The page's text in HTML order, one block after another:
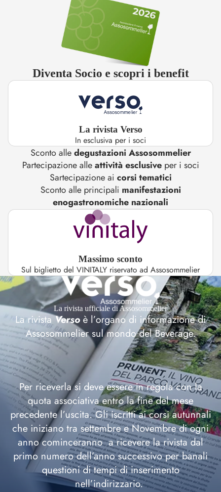
Diventa Socio e scopri i benefit
La rivista Verso
In esclusiva per i soci
Sconto alledegustazioni Assosommelier
Partecipazione alleattività esclusiveper i soci
Sartecipazione ai corsi tematici
Sconto alle principali manifestazioni
enogastronomiche nazionali
Massimo sconto
Sul biglietto del VINITALY riservato ad Assosommelier
La rivista ufficiale di Assosommelier
La rivistaVersoè l’organo di informazione di
Assosommelier sul mondo del Beverage.
Per riceverla si deve essere in regola con la
quota associativa entro la fine del mese
precedente l’uscita. Gli iscritti ai corsi autunnali
che iniziano tra settembre e Novembre di ogni
anno cominceranno a ricevere la rivista dal
primo numero dell’anno successivo per banali
questioni di tempi di inserimento
nell’indirizzario.